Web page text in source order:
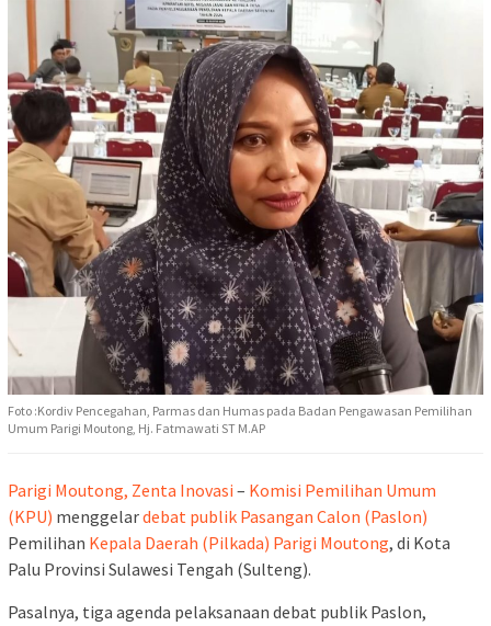
Foto :Kordiv Pencegahan, Parmas dan Humas pada Badan Pengawasan Pemilihan
Umum Parigi Moutong, Hj. Fatmawati ST M.AP
Parigi Moutong, Zenta Inovasi – Komisi Pemilihan Umum
(KPU) menggelardebat publik Pasangan Calon (Paslon)
Pemilihan Kepala Daerah (Pilkada) Parigi Moutong, di Kota
Palu Provinsi Sulawesi Tengah (Sulteng).
Pasalnya, tiga agenda pelaksanaan debat publik Paslon,